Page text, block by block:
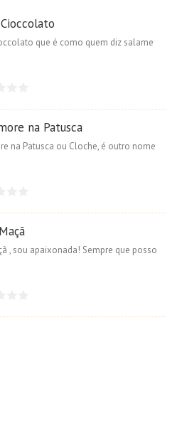
que é como quem diz salame
na Patusca
na Patusca ou Cloche, é outro nome
, sou apaixonada! Sempre que posso